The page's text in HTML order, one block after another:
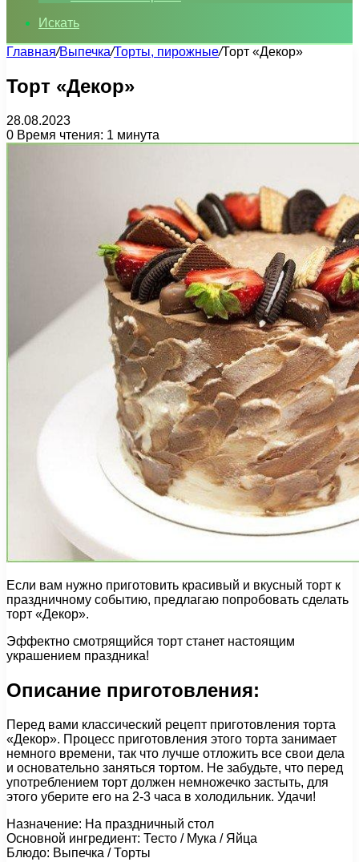
Искать
Главная/Выпечка/Торты, пирожные/Торт «Декор»
Торт «Декор»
28.08.2023
0 Время чтения: 1 минута
Если вам нужно приготовить красивый и вкусный торт к
праздничному событию, предлагаю попробовать сделать
торт «Декор».
Эффектно смотрящийся торт станет настоящим
украшением праздника!
Описание приготовления:
Перед вами классический рецепт приготовления торта
«Декор». Процесс приготовления этого торта занимает
немного времени, так что лучше отложить все свои дела
и основательно заняться тортом. Не забудьте, что перед
употреблением торт должен немножечко застыть, для
этого уберите его на 2-3 часа в холодильник. Удачи!
Назначение: На праздничный стол
Основной ингредиент: Тесто / Мука / Яйца
Блюдо: Выпечка / Торты